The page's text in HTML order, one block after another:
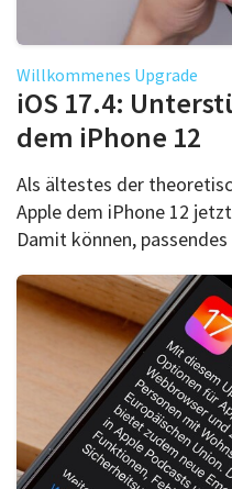
Willkommenes Upgrade
iOS 17.4:
dem iPhone 12
Als ältestes der
Apple dem iPhone 12
Damit können,